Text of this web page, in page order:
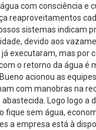
com consciência e
reaproveitamentos
sistemas indicam
devido aos
executaram, mas por
o retorno da água é
acionou as
com manobras na
Logo logo a
fique sem água,
a empresa está à